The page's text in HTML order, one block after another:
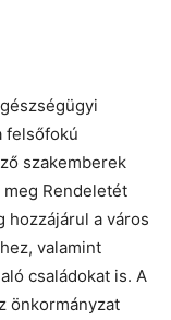
felsőfokú
szakemberek
Rendeletét
hozzájárul a város
valamint
családokat is. A
önkormányzat